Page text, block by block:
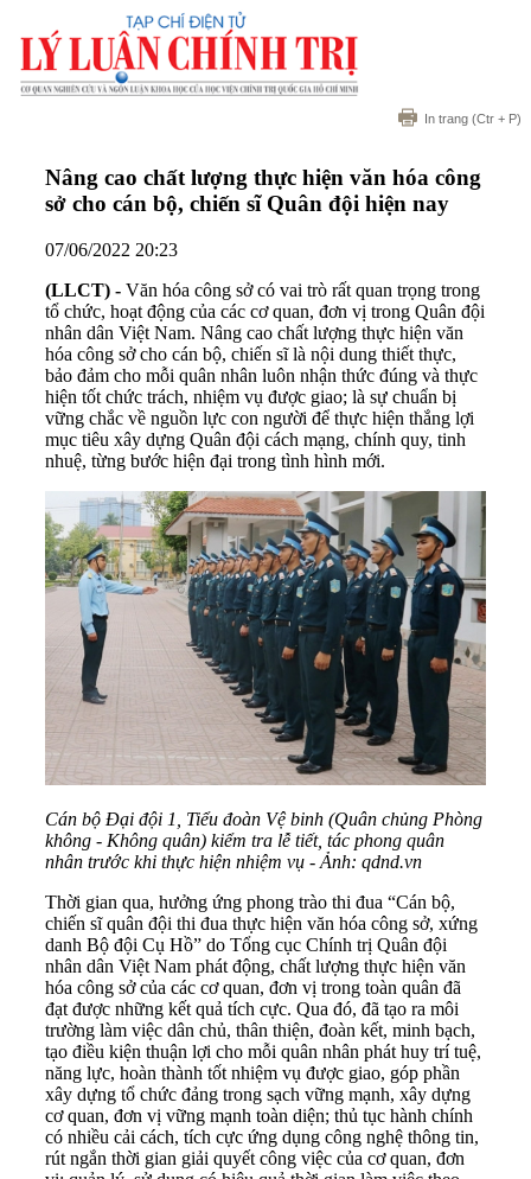
In trang (Ctr + P)
Nâng cao chất lượng thực hiện văn hóa công
sở cho cán bộ, chiến sĩ Quân đội hiện nay
07/06/2022 20:23
(LLCT) - Văn hóa công sở có vai trò rất quan trọng trong
tổ chức, hoạt động của các cơ quan, đơn vị trong Quân đội
nhân dân Việt Nam. Nâng cao chất lượng thực hiện văn
hóa công sở cho cán bộ, chiến sĩ là nội dung thiết thực,
bảo đảm cho mỗi quân nhân luôn nhận thức đúng và thực
hiện tốt chức trách, nhiệm vụ được giao; là sự chuẩn bị
vững chắc về nguồn lực con người để thực hiện thắng lợi
mục tiêu xây dựng Quân đội cách mạng, chính quy, tinh
nhuệ, từng bước hiện đại trong tình hình mới.
Cán bộ Đại đội 1, Tiểu đoàn Vệ binh (Quân chủng Phòng
không - Không quân) kiểm tra lễ tiết, tác phong quân
nhân trước khi thực hiện nhiệm vụ - Ảnh: qdnd.vn
Thời gian qua, hưởng ứng phong trào thi đua “Cán bộ,
chiến sĩ quân đội thi đua thực hiện văn hóa công sở, xứng
danh Bộ đội Cụ Hồ” do Tổng cục Chính trị Quân đội
nhân dân Việt Nam phát động, chất lượng thực hiện văn
hóa công sở của các cơ quan, đơn vị trong toàn quân đã
đạt được những kết quả tích cực. Qua đó, đã tạo ra môi
trường làm việc dân chủ, thân thiện, đoàn kết, minh bạch,
tạo điều kiện thuận lợi cho mỗi quân nhân phát huy trí tuệ,
năng lực, hoàn thành tốt nhiệm vụ được giao, góp phần
xây dựng tổ chức đảng trong sạch vững mạnh, xây dựng
cơ quan, đơn vị vững mạnh toàn diện; thủ tục hành chính
có nhiều cải cách, tích cực ứng dụng công nghệ thông tin,
rút ngắn thời gian giải quyết công việc của cơ quan, đơn